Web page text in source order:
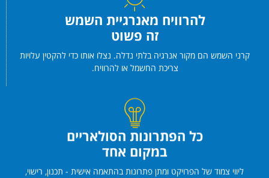
להרוויח מאנרגיית השמש
זה פשוט
קרני השמש הם מקור אנרגיה בלתי נדלה. נצלו אותו כדי להקטין עלויות
צריכת החשמל או להרוויח.
כל הפתרונות הסולאריים
במקום אחד
ליווי צמוד של הפרויקט ומתן פתרונות בהתאמה אישית - תכנון, רישוי,